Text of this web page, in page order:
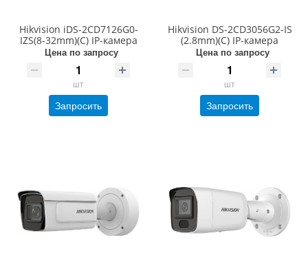
Hikvision iDS-2CD7126G0-
IZS(8-32mm)(C) IP-камера
Цена по запросу
шт
Запросить
Hikvision DS-2CD3056G2-IS
(2.8mm)(C) IP-камера
Цена по запросу
шт
Запросить